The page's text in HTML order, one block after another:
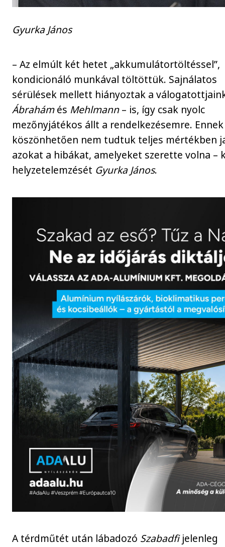
Gyurka János
– Az elmúlt két hetet „akkumulátortöltéssel”,
kondicionáló munkával töltöttük. Sajnálatos
sérülések mellett hiányoztak a
Ábrahámés Mehlmann– is, így csak nyolc
mezőnyjátékos állt a rendelkezésemre. Ennek
köszönhetően nem tudtuk teljes mértékben
azokat a hibákat, amelyeket szerette volna –
helyzetelemzését Gyurka János.
A térdműtét után lábadozó Szabadfijelenleg